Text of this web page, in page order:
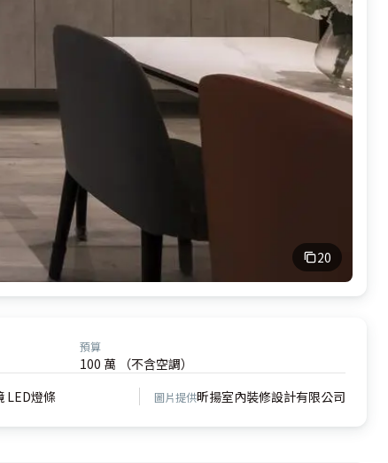
20
預算
100 萬 （不含空調）
LED燈條 圖片提供昕揚室內裝修設計有限公司